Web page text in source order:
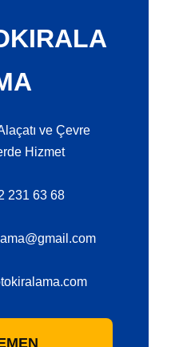
ve Çevre
Hizmet
231 63 68